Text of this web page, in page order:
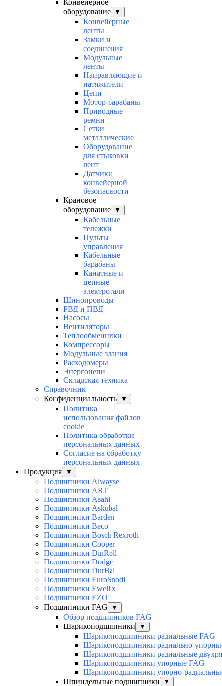
Конвейерное
оборудование
▼
Конвейерные
ленты
Замки и
соединения
Модульные
ленты
Направляющие и
натяжители
Цепи
Мотор-барабаны
Приводные
ремни
Сетки
металлические
Оборудование
для стыковки
лент
Датчики
конвейерной
безопасности
Крановое
оборудование
▼
Кабельные
тележки
Пульты
управления
Кабельные
барабаны
Канатные и
цепные
электротали
Шинопроводы
РВД и ПВД
Насосы
Вентиляторы
Теплообменники
Компрессоры
Модульные здания
Расходомеры
Энергоцепи
Складская техника
Справочник
Конфиденциальность
▼
Политика
использования файлов
cookie
Политика обработки
персональных данных
Согласие на обработку
персональных данных
Продукция
▼
Подшипники Alwayse
Подшипники ART
Подшипники Asahi
Подшипники Askubal
Подшипники Barden
Подшипники Beco
Подшипники Bosch Rexroth
Подшипники Cooper
Подшипники DinRoll
Подшипники Dodge
Подшипники DurBal
Подшипники EuroSnodi
Подшипники Ewellix
Подшипники EZO
Подшипники FAG
▼
Обзор подшипников FAG
Шарикоподшипники
▼
Шарикоподшипники радиальные FAG
Шарикоподшипники радиально-
Шарикоподшипники радиальные
Шарикоподшипники упорные FAG
Шарикоподшипники упорно-
Шпиндельные подшипники
▼